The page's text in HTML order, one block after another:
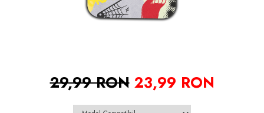
29,99 RON 23,99 RON